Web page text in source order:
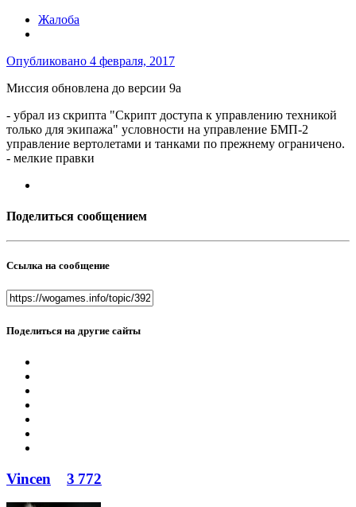
Жалоба
Опубликовано 4 февраля, 2017
Миссия обновлена до версии 9a
- убрал из скрипта "Скрипт доступа к управлению техникой
только для экипажа" условности на управление БМП-2
управление вертолетами и танками по прежнему ограничено.
- мелкие правки
Поделиться сообщением
Ссылка на сообщение
Поделиться на другие сайты
Vincen 3 772